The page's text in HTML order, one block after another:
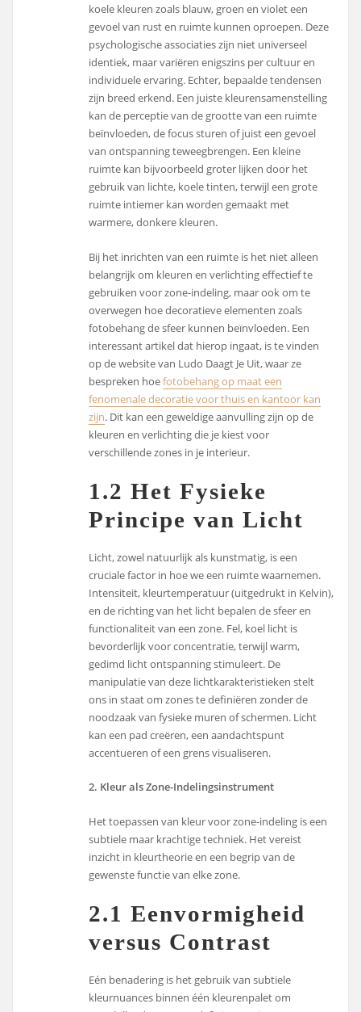
koele kleuren zoals blauw, groen en violet een
gevoel van rust en ruimte kunnen oproepen. Deze
psychologische associaties zijn niet universeel
identiek, maar variëren enigszins per cultuur en
individuele ervaring. Echter, bepaalde tendensen
zijn breed erkend. Een juiste kleurensamenstelling
kan de perceptie van de grootte van een ruimte
beïnvloeden, de focus sturen of juist een gevoel
van ontspanning teweegbrengen. Een kleine
ruimte kan bijvoorbeeld groter lijken door het
gebruik van lichte, koele tinten, terwijl een grote
ruimte intiemer kan worden gemaakt met
warmere, donkere kleuren.
Bij het inrichten van een ruimte is het niet alleen
belangrijk om kleuren en verlichting effectief te
gebruiken voor zone-indeling, maar ook om te
overwegen hoe decoratieve elementen zoals
fotobehang de sfeer kunnen beïnvloeden. Een
interessant artikel dat hierop ingaat, is te vinden
op de website van Ludo Daagt Je Uit, waar ze
bespreken hoefotobehang op maat een
fenomenale decoratie voor thuis en kantoor kan
zijn. Dit kan een geweldige aanvulling zijn op de
kleuren en verlichting die je kiest voor
verschillende zones in je interieur.
1.2 Het Fysieke
Principe van Licht
Licht, zowel natuurlijk als kunstmatig, is een
cruciale factor in hoe we een ruimte waarnemen.
Intensiteit, kleurtemperatuur (uitgedrukt in Kelvin),
en de richting van het licht bepalen de sfeer en
functionaliteit van een zone. Fel, koel licht is
bevorderlijk voor concentratie, terwijl warm,
gedimd licht ontspanning stimuleert. De
manipulatie van deze lichtkarakteristieken stelt
ons in staat om zones te definiëren zonder de
noodzaak van fysieke muren of schermen. Licht
kan een pad creëren, een aandachtspunt
accentueren of een grens visualiseren.
2. Kleur als Zone-Indelingsinstrument
Het toepassen van kleur voor zone-indeling is een
subtiele maar krachtige techniek. Het vereist
inzicht in kleurtheorie en een begrip van de
gewenste functie van elke zone.
2.1 Eenvormigheid
versus Contrast
Eén benadering is het gebruik van subtiele
kleurnuances binnen één kleurenpalet om